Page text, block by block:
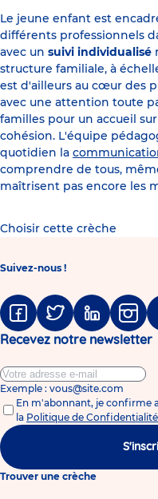
Le jeune enfant est
différents professionnels
avec un suivi individualisé
structure familiale, à
est d'ailleurs au cœur des
avec une attention toute
familles pour un accueil
cohésion. L'équipe
quotidien la
comprendre de tous,
maîtrisent pas encore les
Choisir cette crèche
Suivez-nous !
FacebookTwitter Linkedin
Recevez notre newsletter
Exemple : vous@site.com
En m'abonnant, je confirme
la Politique de
Trouver une crèche